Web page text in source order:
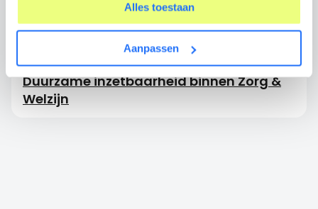
Alles toestaan
Aanpassen
De toolbox voor duurzame inzetbaarheid
Duurzame inzetbaarheid binnen Zorg &
Welzijn